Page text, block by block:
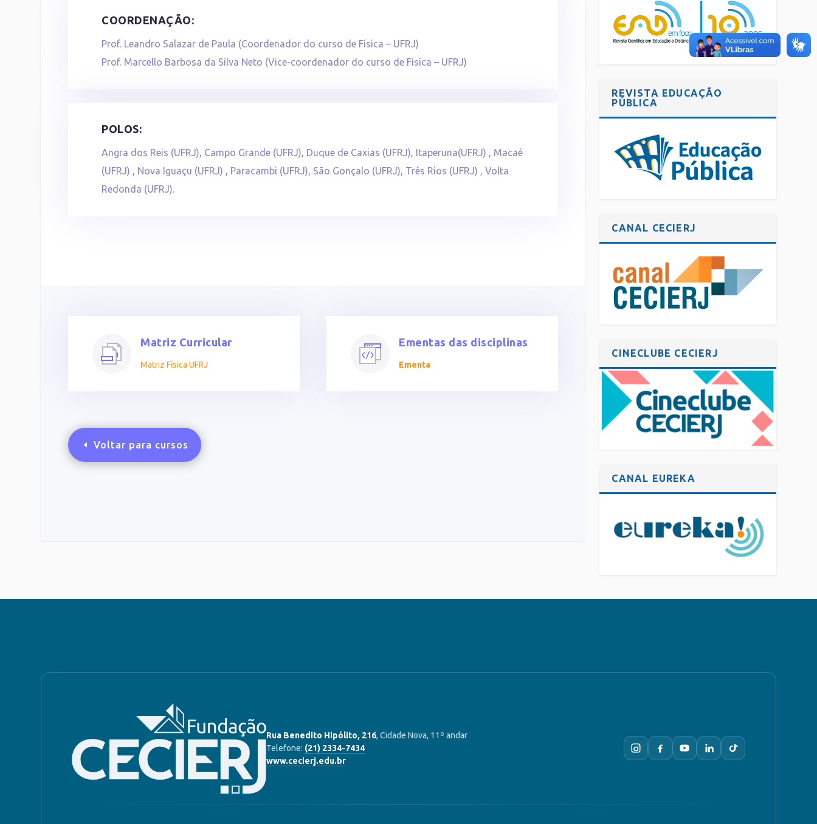
COORDENAÇÃO:
Prof. Leandro Salazar de Paula (Coordenador do curso de Física – UFRJ)
Prof. Marcello Barbosa da Silva Neto (Vice-coordenador do curso de Física – UFRJ)
POLOS:
Angra dos Reis (UFRJ), Campo Grande (UFRJ), Duque de Caxias (UFRJ), Itaperuna(UFRJ) , Macaé
(UFRJ) , Nova Iguaçu (UFRJ) , Paracambi (UFRJ), São Gonçalo (UFRJ), Três Rios (UFRJ) , Volta
Redonda (UFRJ).
Matriz Curricular
Matriz Física UFRJ
Voltar para cursos
Ementas das disciplinas
Ementa
REVISTA EDUCAÇÃO
PÚBLICA
CANAL CECIERJ
CINECLUBE CECIERJ
CANAL EUREKA
Rua Benedito Hipólito, 216, Cidade Nova, 11º andar
Telefone: (21) 2334-7434
www.cecierj.edu.br